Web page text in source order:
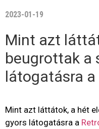
2023-01-19
Mint azt
beugrottak a
látogatásra a
Mint azt láttátok, a hét
gyors látogatásra a